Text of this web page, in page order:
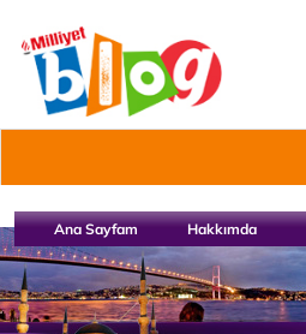
Ana Sayfam Hakkımda